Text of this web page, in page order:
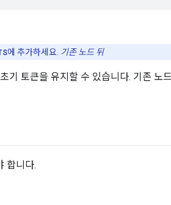
에 추가하세요. 기존 노드 뒤
기 토큰을 유지할 수 있습니다. 기존 노
합니다.